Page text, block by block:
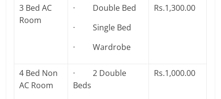
3 Bed AC
Room
· Double Bed
· Single Bed
· Wardrobe
Rs.1,300.00
4 Bed Non
AC Room
· 2 Double
Beds
Rs.1,000.00